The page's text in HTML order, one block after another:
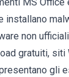
installano
non
gratuiti, siti
gli